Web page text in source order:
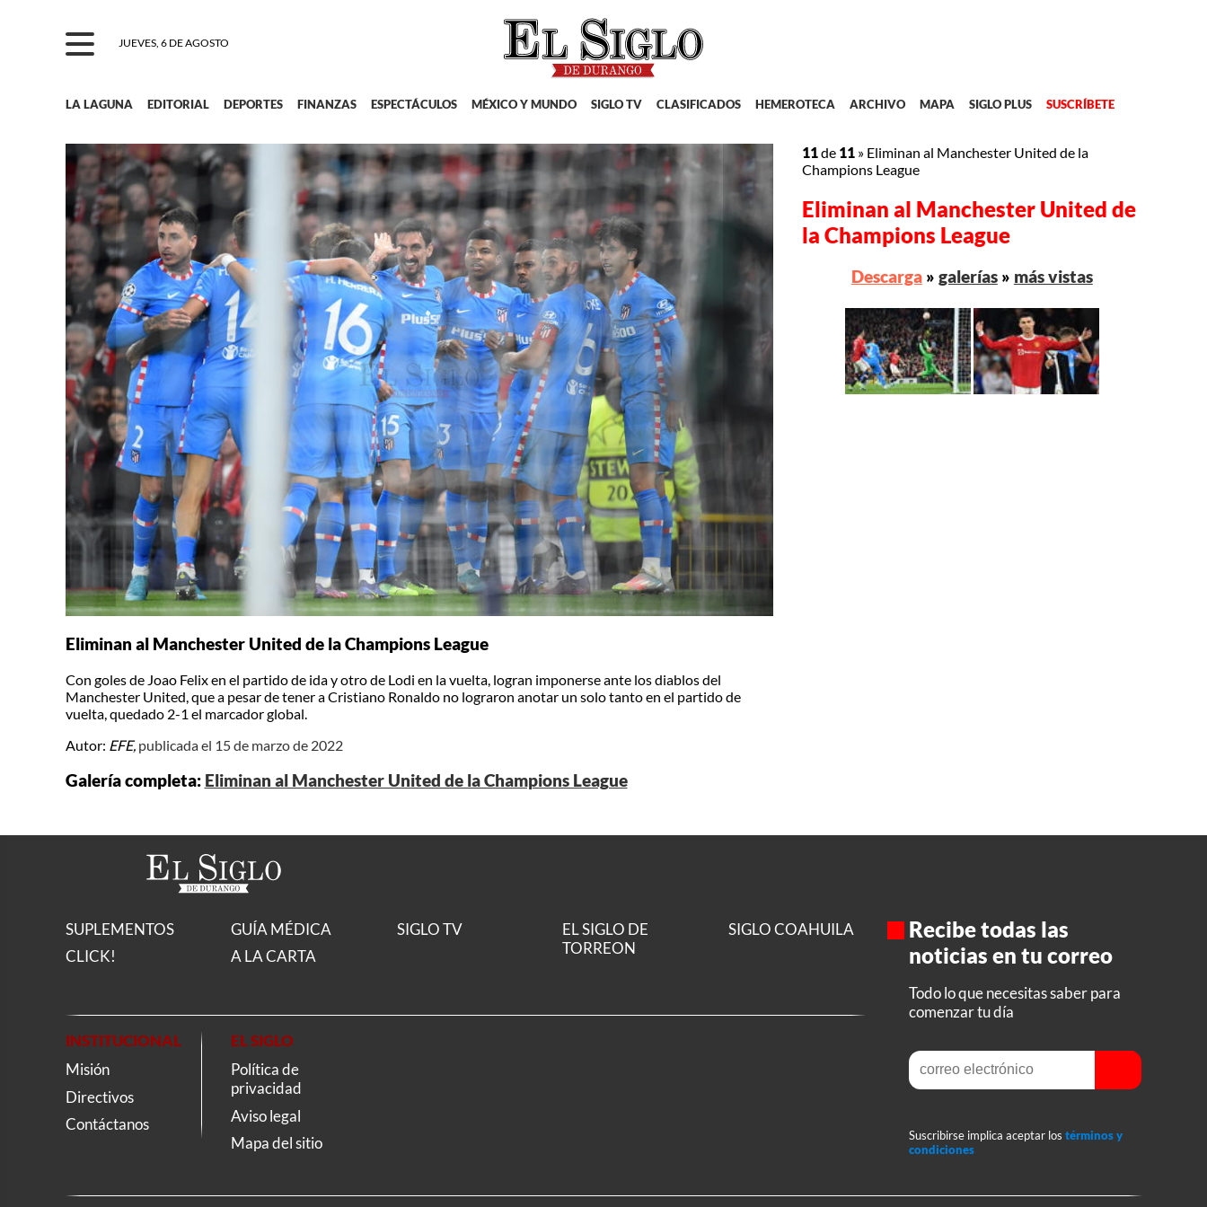
JUEVES, 6 DE AGOSTO
LA LAGUNA EDITORIAL DEPORTES FINANZAS ESPECTÁCULOS MÉXICO Y MUNDO SIGLO TV CLASIFICADOS HEMEROTECA ARCHIVO MAPA SIGLO PLUS SUSCRÍBETE
Eliminan al Manchester United de la Champions League
Con goles de Joao Felix en el partido de ida y otro de Lodi en la vuelta, logran imponerse ante los diablos del
Manchester United, que a pesar de tener a Cristiano Ronaldo no lograron anotar un solo tanto en el partido de
vuelta, quedado 2-1 el marcador global.
Autor: EFE, publicada el 15 de marzo de 2022
Galería completa: Eliminan al Manchester United de la Champions League
11de 11 » Eliminan al Manchester United de la
Champions League
Eliminan al Manchester United de
la Champions League
Descarga» galerías» más vistas
SUPLEMENTOS
CLICK!
GUÍA MÉDICA
A LA CARTA
SIGLO TV
EL SIGLO DE
TORREON
SIGLO COAHUILA
INSTITUCIONAL
Misión
Directivos
Contáctanos
EL SIGLO
Política de
privacidad
Aviso legal
Mapa del sitio
Recibe todas las
noticias en tu correo
Todo lo que necesitas saber para
comenzar tu día
Suscribirse implica aceptar los términos y
condiciones